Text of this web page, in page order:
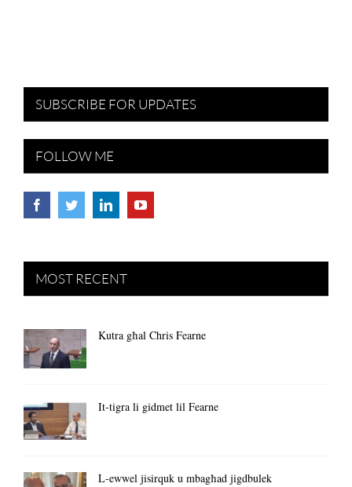
SUBSCRIBE FOR UPDATES
FOLLOW ME
MOST RECENT
Kutra għal Chris Fearne
It-tigra li gidmet lil Fearne
L-ewwel jisirquk u mbagħad jigdbulek